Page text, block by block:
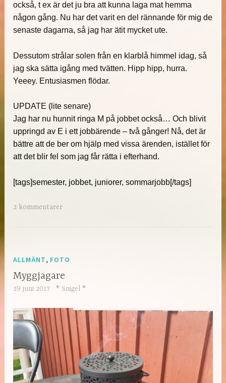
också, t ex är det ju bra att kunna laga mat hemma
någon gång. Nu har det varit en del rännande för mig de
senaste dagarna, så jag har ätit mycket ute.
Dessutom strålar solen från en klarblå himmel idag, så
jag ska sätta igång med tvätten. Hipp hipp, hurra.
Yeeey. Entusiasmen flödar.
UPDATE (lite senare)
Jag har nu hunnit ringa M på jobbet också… Och blivit
uppringd av E i ett jobbärende – två gånger! Nå, det är
bättre att de ber om hjälp med vissa ärenden, istället för
att det blir fel som jag får rätta i efterhand.
[tags]semester, jobbet, juniorer, sommarjobb[/tags]
2 kommentarer
ALLMÄNT, FOTO
Myggjagare
29 juni 2017 * Snigel *